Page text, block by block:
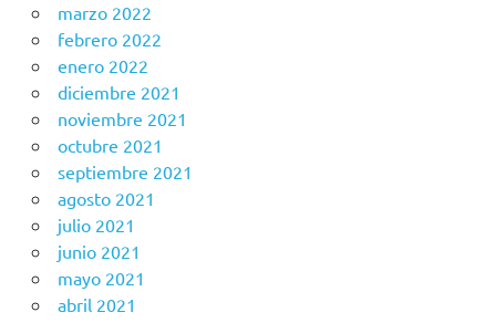
marzo 2022
febrero 2022
enero 2022
diciembre 2021
noviembre 2021
octubre 2021
septiembre 2021
agosto 2021
julio 2021
junio 2021
mayo 2021
abril 2021